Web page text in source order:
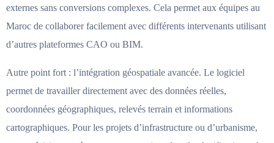
externes sans conversions complexes. Cela permet aux équipes au
Maroc de collaborer facilement avec différents intervenants utilisant
d’autres plateformes CAO ou BIM.
Autre point fort : l’intégration géospatiale avancée. Le logiciel
permet de travailler directement avec des données réelles,
coordonnées géographiques, relevés terrain et informations
cartographiques. Pour les projets d’infrastructure ou d’urbanisme,